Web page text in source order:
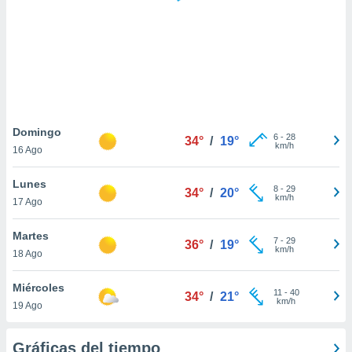
similares
como
sitio
de
traten tus
en
interés
su
Domingo
16 Ago
34° / 19° 6- 28
km/h
Lunes
17 Ago
34° / 20° 8- 29
km/h
Martes
18 Ago
36° / 19° 7- 29
km/h
Miércoles
19 Ago
34° / 21° 11 - 40
km/h
Gráficas del tiempo